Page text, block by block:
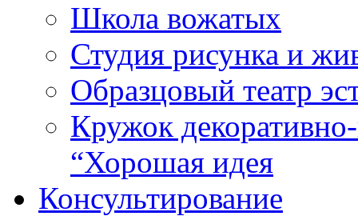
Школа вожатых
Студия рисунка и
Образцовый театр
Кружок
“Хорошая идея
Консультирование